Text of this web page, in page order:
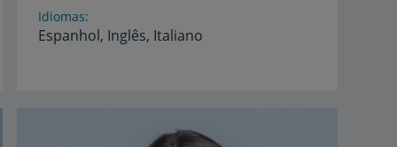
Idiomas
Espanhol, Inglês, Italiano